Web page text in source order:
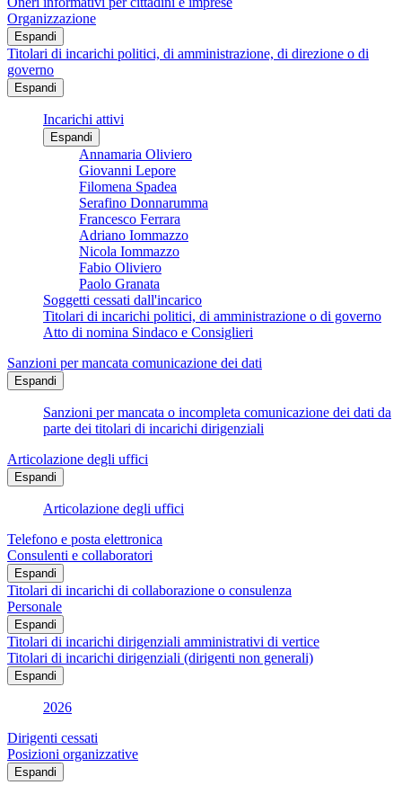
Organizzazione
Espandi
Titolari di incarichi politici, di amministrazione, di direzione o di
governo
Espandi
Incarichi attivi
Espandi
Annamaria Oliviero
Giovanni Lepore
Filomena Spadea
Serafino Donnarumma
Francesco Ferrara
Adriano Iommazzo
Nicola Iommazzo
Fabio Oliviero
Paolo Granata
Soggetti cessati dall'incarico
Titolari di incarichi politici, di amministrazione o di governo
Atto di nomina Sindaco e Consiglieri
Sanzioni per mancata comunicazione dei dati
Espandi
Sanzioni per mancata o incompleta comunicazione dei dati da
parte dei titolari di incarichi dirigenziali
Articolazione degli uffici
Espandi
Articolazione degli uffici
Telefono e posta elettronica
Consulenti e collaboratori
Espandi
Titolari di incarichi di collaborazione o consulenza
Personale
Espandi
Titolari di incarichi dirigenziali amministrativi di vertice
Titolari di incarichi dirigenziali (dirigenti non generali)
Espandi
2026
Dirigenti cessati
Posizioni organizzative
Espandi